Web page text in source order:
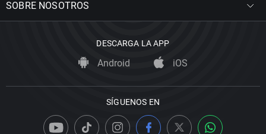
SOBRE NOSOTROS
DESCARGA LA APP
Android iOS
SÍGUENOS EN